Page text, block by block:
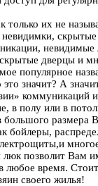
только их не
невидимки,
невидимые
дверцы и
популярное
значит? А
коммуникаций
в полу или в
большого размера
бойлеры,
позволит Вам
любое время.
своего жилья!